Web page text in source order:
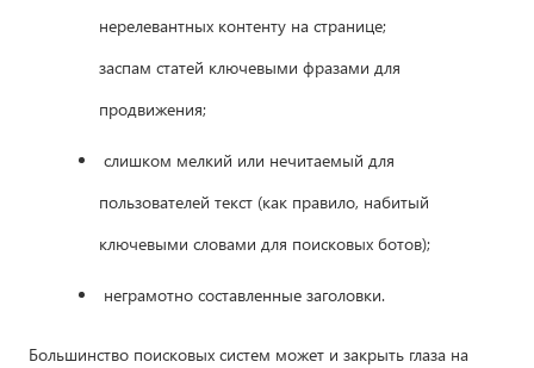
нерелевантных контенту на странице;
заспам статей ключевыми фразами для
продвижения;
слишком мелкий или нечитаемый для
пользователей текст (как правило, набитый
ключевыми словами для поисковых ботов);
неграмотно составленные заголовки.
Большинство поисковых систем может и закрыть глаза на